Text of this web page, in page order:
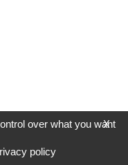
X
over what you want
policy